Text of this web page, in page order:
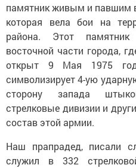
памятник живым и павшим
которая вела бои на
района. Этот
восточной части города,
открыт 9 Мая 1975
символизирует 4-ую
сторону запада
стрелковые дивизии и
состав этой армии.
Наш прапрадед, писали
служил в 332